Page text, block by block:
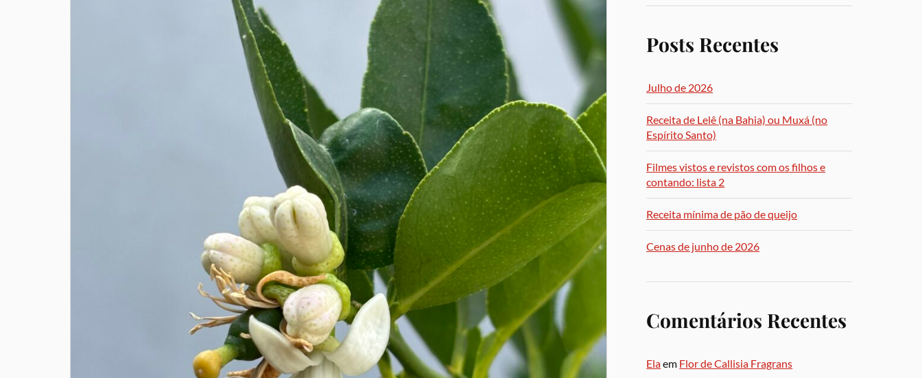
Posts Recentes
Julho de 2026
Receita de Lelê (na Bahia) ou Muxá (no
Espírito Santo)
Filmes vistos e revistos com os filhos e
contando: lista 2
Receita mínima de pão de queijo
Cenas de junho de 2026
Comentários Recentes
Elaem Flor de Callisia Fragrans